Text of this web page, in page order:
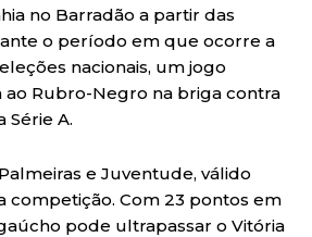
no Barradão a partir das
o período em que ocorre a
nacionais, um jogo
ao Rubro-Negro na briga contra
Série A.
e Juventude, válido
competição. Com 23 pontos em
pode ultrapassar o Vitória